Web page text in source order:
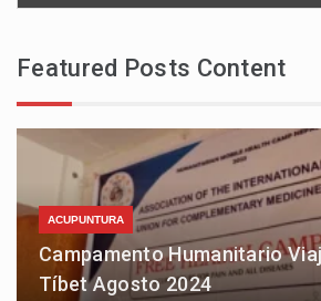
Featured Posts Content
ACUPUNTURA
Campamento Humanitario
Tíbet Agosto 2024